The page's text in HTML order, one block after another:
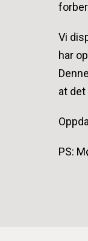
Vi
har
at
PS: